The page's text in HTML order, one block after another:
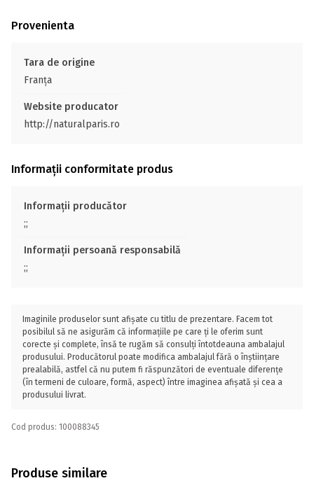
Provenienta
Tara de origine
Franţa
Website producator
http://naturalparis.ro
Informații conformitate produs
Informații producător
;;
Informații persoană responsabilă
;;
Imaginile produselor sunt afișate cu titlu de prezentare. Facem tot
posibilul să ne asigurăm că informațiile pe care ți le oferim sunt
corecte și complete, însă te rugăm să consulți întotdeauna ambalajul
produsului. Producătorul poate modifica ambalajul fără o înștiințare
prealabilă, astfel că nu putem fi răspunzători de eventuale diferențe
(în termeni de culoare, formă, aspect) între imaginea afișată și cea a
produsului livrat.
Cod produs: 100088345
Produse similare